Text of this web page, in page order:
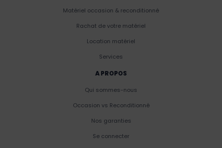
Matériel occasion & reconditionné
Rachat de votre matériel
Location matériel
Services
A PROPOS
Qui sommes-nous
Occasion vs Reconditionné
Nos garanties
Se connecter